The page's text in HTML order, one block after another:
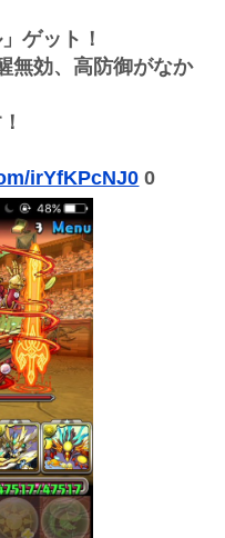
ゲット！
無効、高防御がなか
irYfKPcNJ0 0